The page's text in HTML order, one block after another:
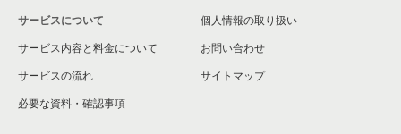
サービスについて
サービス内容と料金について
サービスの流れ
必要な資料・確認事項
個人情報の取り扱い
お問い合わせ
サイトマップ